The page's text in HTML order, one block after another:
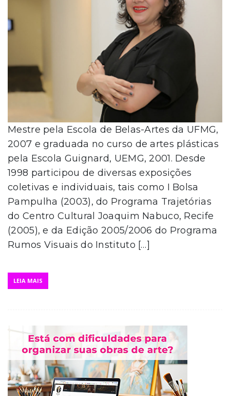
Mestre pela Escola de Belas-Artes da UFMG,
2007 e graduada no curso de artes plásticas
pela Escola Guignard, UEMG, 2001. Desde
1998 participou de diversas exposições
coletivas e individuais, tais como I Bolsa
Pampulha (2003), do Programa Trajetórias
do Centro Cultural Joaquim Nabuco, Recife
(2005), e da Edição 2005/2006 do Programa
Rumos Visuais do Instituto […]
LEIA MAIS